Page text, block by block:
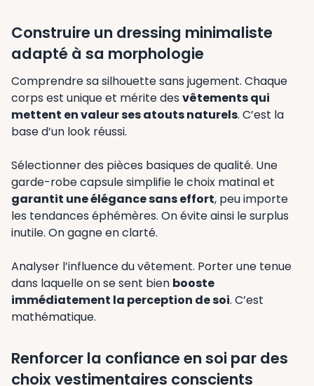
Construire un dressing minimaliste
adapté à sa morphologie
Comprendre sa silhouette sans jugement. Chaque
corps est unique et mérite des vêtements qui
mettent en valeur ses atouts naturels. C’est la
base d’un look réussi.
Sélectionner des pièces basiques de qualité. Une
garde-robe capsule simplifie le choix matinal et
garantit une élégance sans effort, peu importe
les tendances éphémères. On évite ainsi le surplus
inutile. On gagne en clarté.
Analyser l’influence du vêtement. Porter une tenue
dans laquelle on se sent bien booste
immédiatement la perception de soi. C’est
mathématique.
Renforcer la confiance en soi par des
choix vestimentaires conscients